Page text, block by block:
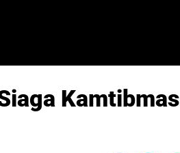
Kamtibmas